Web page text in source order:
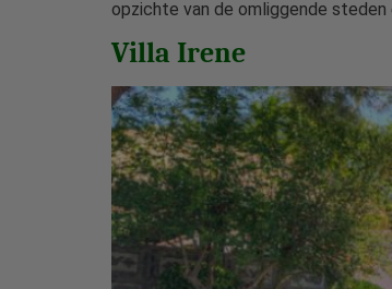
opzichte van de omliggende steden
Villa Irene